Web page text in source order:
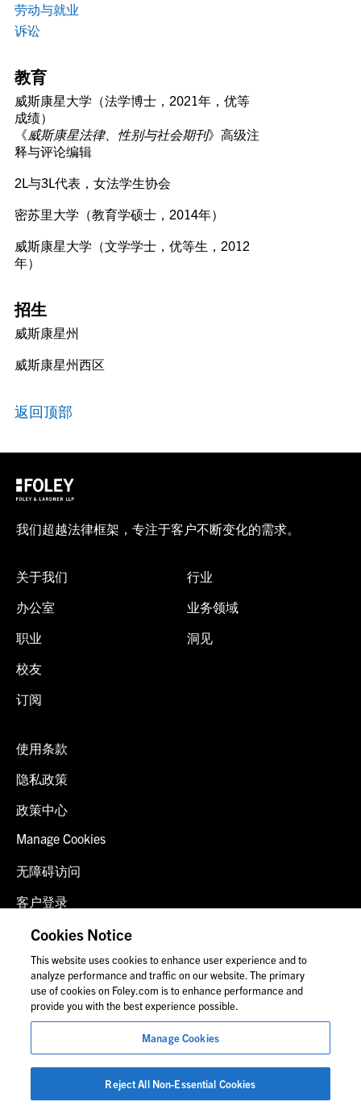
劳动与就业
诉讼
教育
威斯康星大学（法学博士，2021年，优等
成绩）
《 威斯康星法律、性别与社会期刊》高级注
释与评论编辑
2L与3L代表，女法学生协会
密苏里大学（教育学硕士，2014年）
威斯康星大学（文学学士，优等生，2012
年）
招生
威斯康星州
威斯康星州西区
返回顶部
我们超越法律框架，专注于客户不断变化的需求。
关于我们
办公室
职业
校友
订阅
行业
业务领域
洞见
使用条款
隐私政策
政策中心
Manage Cookies
无障碍访问
客户登录
诈骗预警
联系我们
© 2026 福里尔·拉德纳律师事务所
律师广告
图片中的人物可能并非福莱公司员工。
Cookies Notice
This website uses cookies to enhance user experience and to
analyze performance and traffic on our website. The primary
use of cookies on Foley.com is to enhance performance and
provide you with the best experience possible.
Manage Cookies
Reject All Non-Essential Cookies